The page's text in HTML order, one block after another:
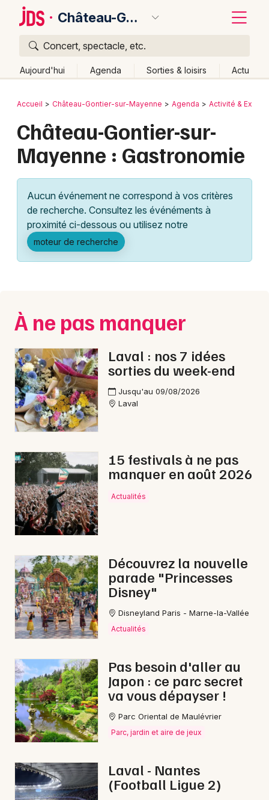
Château-Gontier-sur-Mayenne
Concert, spectacle, etc.
Aujourd'hui Agenda Sorties & loisirs Actu
Publier un événement
Grands événements
Activité & Expérience
Manifestations
Foires & salons
Concerts
Sports
Soirées
Sorties famille
Sorties & loisirs
Gastronomie en Mayenne
Gastronomie dans les Pays de la Loire
Newsletter des sorties
Artistes en tournée
Actus à Château-Gontier-sur-Mayenne
Magazine à Château-Gontier-sur-Mayenne
Bordeaux
Colmar
Lille
Lyon
Marseille
Mulhouse
Nice
Paris
Strasbourg
Toulouse
Toutes les villes
Retour
Accueil Château-Gontier-sur-Mayenne Agenda Activité &
Château-Gontier-sur-
Mayenne : Gastronomie
Aucun événement ne correspond à vos critères
de recherche. Consultez les événéments à
proximité ci-dessous ou utilisez notre
moteur de recherche
À ne pas manquer
Laval : nos 7 idées
sorties du week-end
Jusqu'au 09/08/2026
Laval
15 festivals à ne pas
manquer en août 2026
Actualités
Découvrez la nouvelle
parade "Princesses
Disney"
Disneyland Paris - Marne-la-Vallée
Actualités
Pas besoin d'aller au
Japon : ce parc secret
va vous dépayser !
Parc Oriental de Maulévrier
Parc, jardin et aire de jeux
Laval - Nantes
(Football Ligue 2)
Quoi ?
Où ?
Mayenne (53)
Pays de la Loire Partout
Près de moi
Changer de lieu
Aujourd'hui
Demain Ce week-end Autre